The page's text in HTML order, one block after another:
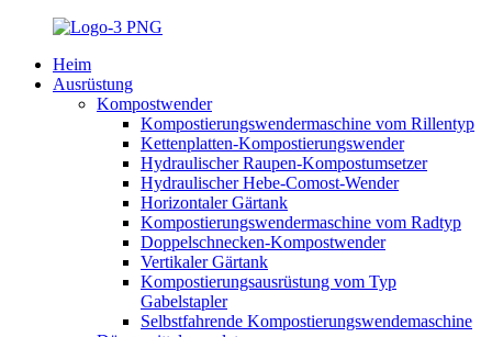
Heim
Ausrüstung
Kompostwender
Kompostierungswendermaschine vom Rillentyp
Kettenplatten-Kompostierungswender
Hydraulischer Raupen-Kompostumsetzer
Hydraulischer Hebe-Comost-Wender
Horizontaler Gärtank
Kompostierungswendermaschine vom Radtyp
Doppelschnecken-Kompostwender
Vertikaler Gärtank
Kompostierungsausrüstung vom Typ
Gabelstapler
Selbstfahrende Kompostierungswendemaschine